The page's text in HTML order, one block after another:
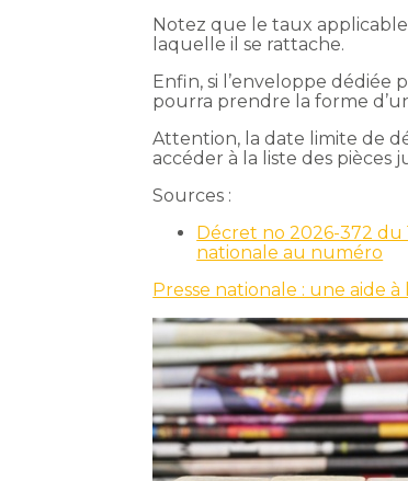
Notez que le taux
laquelle il se rattache.
Enfin, si l’enveloppe dédiée
pourra prendre la forme
Attention, la date limite de
accéder à la liste des
Sources :
Décret no 2026-372 du
nationale au numéro
Presse nationale : une aide